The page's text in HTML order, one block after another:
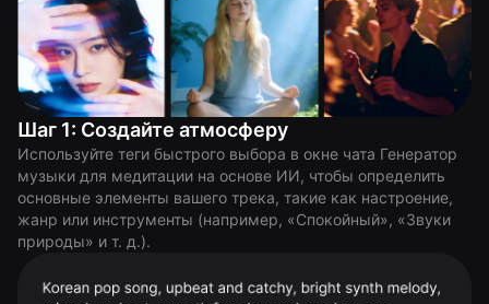
Шаг 1: Создайте атмосферу
Используйте теги быстрого выбора в окне чата Генератор
музыки для медитации на основе ИИ, чтобы определить
основные элементы вашего трека, такие как настроение,
жанр или инструменты (например, «Спокойный», «Звуки
природы» и т. д.).